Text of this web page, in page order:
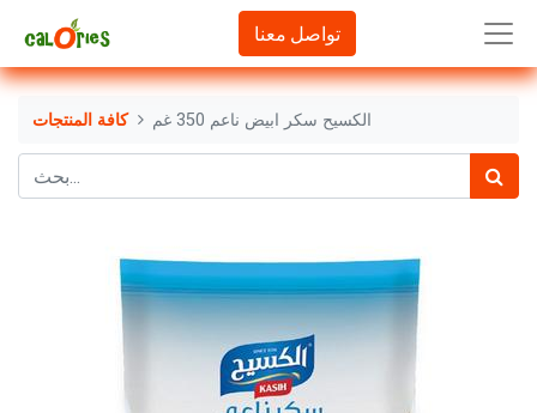
تواصل معنا
كافة المنتجات الكسيح سكر ابيض ناعم 350 غم